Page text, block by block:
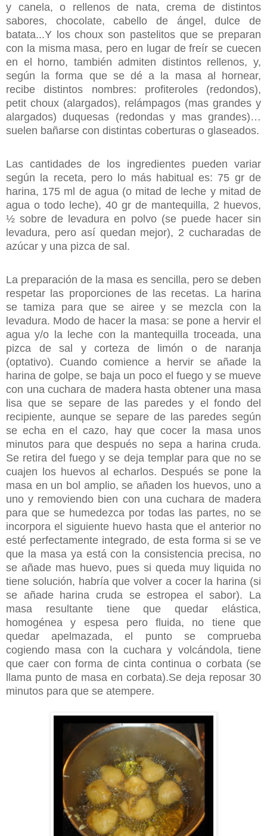
y canela, o rellenos de nata, crema de distintos
sabores, chocolate, cabello de ángel, dulce de
batata...Y los choux son pastelitos que se preparan
con la misma masa, pero en lugar de freír se cuecen
en el horno, también admiten distintos rellenos, y,
según la forma que se dé a la masa al hornear,
recibe distintos nombres: profiteroles (redondos),
petit choux (alargados), relámpagos (mas grandes y
alargados) duquesas (redondas y mas grandes)…
suelen bañarse con distintas coberturas o glaseados.
Las cantidades de los ingredientes pueden variar
según la receta, pero lo más habitual es: 75 gr de
harina, 175 ml de agua (o mitad de leche y mitad de
agua o todo leche), 40 gr de mantequilla, 2 huevos,
½ sobre de levadura en polvo (se puede hacer sin
levadura, pero así quedan mejor), 2 cucharadas de
azúcar y una pizca de sal.
La preparación de la masa es sencilla, pero se deben
respetar las proporciones de las recetas. La harina
se tamiza para que se airee y se mezcla con la
levadura. Modo de hacer la masa: se pone a hervir el
agua y/o la leche con la mantequilla troceada, una
pizca de sal y corteza de limón o de naranja
(optativo). Cuando comience a hervir se añade la
harina de golpe, se baja un poco el fuego y se mueve
con una cuchara de madera hasta obtener una masa
lisa que se separe de las paredes y el fondo del
recipiente, aunque se separe de las paredes según
se echa en el cazo, hay que cocer la masa unos
minutos para que después no sepa a harina cruda.
Se retira del fuego y se deja templar para que no se
cuajen los huevos al echarlos. Después se pone la
masa en un bol amplio, se añaden los huevos, uno a
uno y removiendo bien con una cuchara de madera
para que se humedezca por todas las partes, no se
incorpora el siguiente huevo hasta que el anterior no
esté perfectamente integrado, de esta forma si se ve
que la masa ya está con la consistencia precisa, no
se añade mas huevo, pues si queda muy liquida no
tiene solución, habría que volver a cocer la harina (si
se añade harina cruda se estropea el sabor). La
masa resultante tiene que quedar elástica,
homogénea y espesa pero fluida, no tiene que
quedar apelmazada, el punto se comprueba
cogiendo masa con la cuchara y volcándola, tiene
que caer con forma de cinta continua o corbata (se
llama punto de masa en corbata).Se deja reposar 30
minutos para que se atempere.